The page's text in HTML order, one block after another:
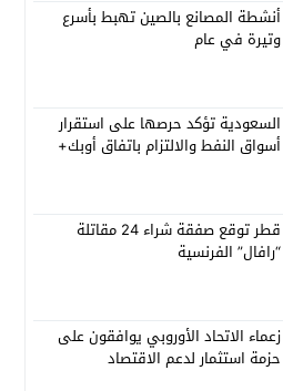
أنشطة المصانع بالصين تهبط بأسرع
وتيرة في عام
السعودية تؤكد حرصها على استقرار
أسواق النفط والالتزام باتفاق أوبك+
قطر توقع صفقة شراء 24 مقاتلة
“رافال” الفرنسية
زعماء الاتحاد الأوروبي يوافقون على
حزمة استثمار لدعم الاقتصاد